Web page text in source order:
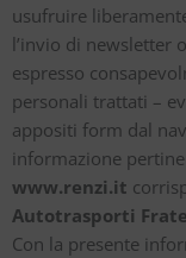
usufruire
l’invio di newsletter
espresso
personali trattati –
appositi form dal
informazione
www.renzi.it
Autotrasporti
Con la presente